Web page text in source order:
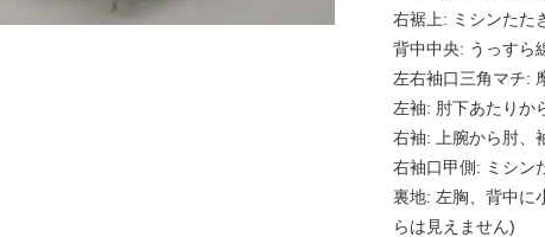
右裾上: ミシンたた
背中中央: うっすら
左右袖口三角マチ:
左袖: 肘下あたりか
右袖: 上腕から肘、
右袖口甲側: ミシン
裏地: 左胸、背中に
らは見えません)